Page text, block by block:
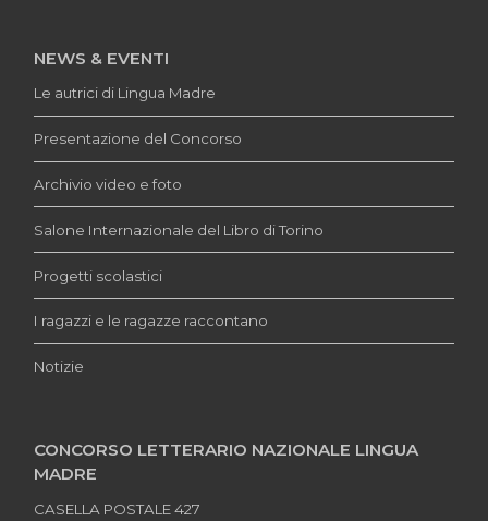
NEWS & EVENTI
Le autrici di Lingua Madre
Presentazione del Concorso
Archivio video e foto
Salone Internazionale del Libro di Torino
Progetti scolastici
I ragazzi e le ragazze raccontano
Notizie
CONCORSO LETTERARIO NAZIONALE LINGUA
MADRE
CASELLA POSTALE 427